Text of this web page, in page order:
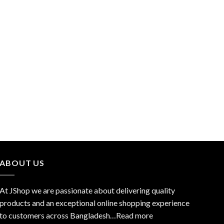
ABOUT US
At JShop we are passionate about delivering quality
products and an exceptional online shopping experience
to customers across Bangladesh… Read more